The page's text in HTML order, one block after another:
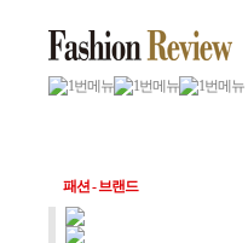
패션 - 브랜드